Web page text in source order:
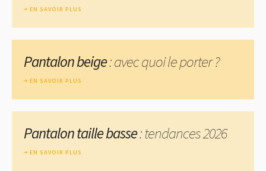
EN SAVOIR PLUS
Pantalon beige: avec quoi le porter ?
EN SAVOIR PLUS
Pantalon taille basse: tendances 2026
EN SAVOIR PLUS